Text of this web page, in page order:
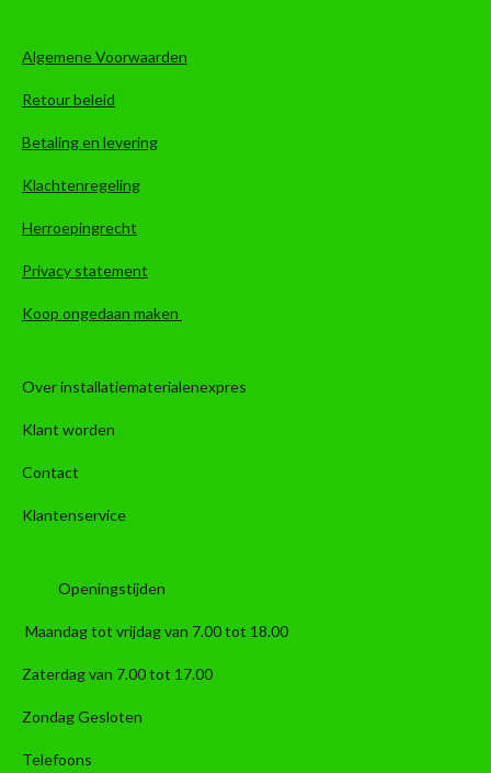
Algemene Voorwaarden
Retour beleid
Betaling en levering
Klachtenregeling
Herroepingrecht
Privacy statement
Koop ongedaan maken
Over installatiematerialenexpres
Klant worden
Contact
Klantenservice
Openingstijden
Maandag tot vrijdag van 7.00 tot 18.00
Zaterdag van 7.00 tot 17.00
Zondag Gesloten
Telefoons